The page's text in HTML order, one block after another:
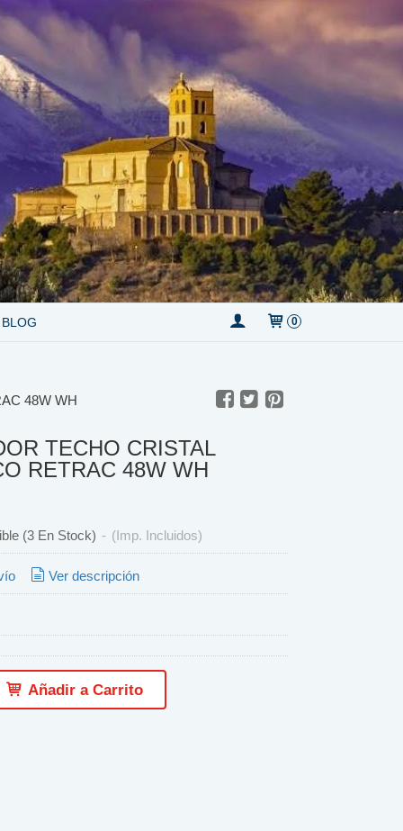
BLOG 0
48W WH
TECHO CRISTAL
RETRAC 48W WH
(3 En Stock) - (Imp. Incluidos)
Ver descripción
Añadir a Carrito